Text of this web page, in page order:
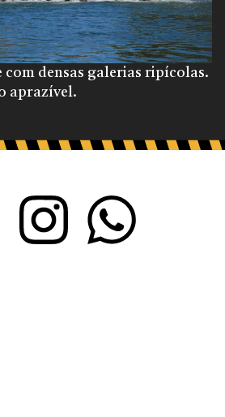
Blogue
com densas galerias ripícolas.
aprazível.